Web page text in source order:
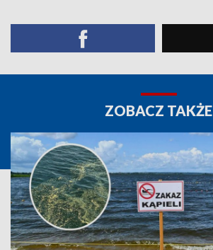
ZOBACZ TAKŻE